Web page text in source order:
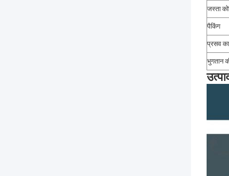
जस्ता
पैकिंग
प्रसव
भुगतान